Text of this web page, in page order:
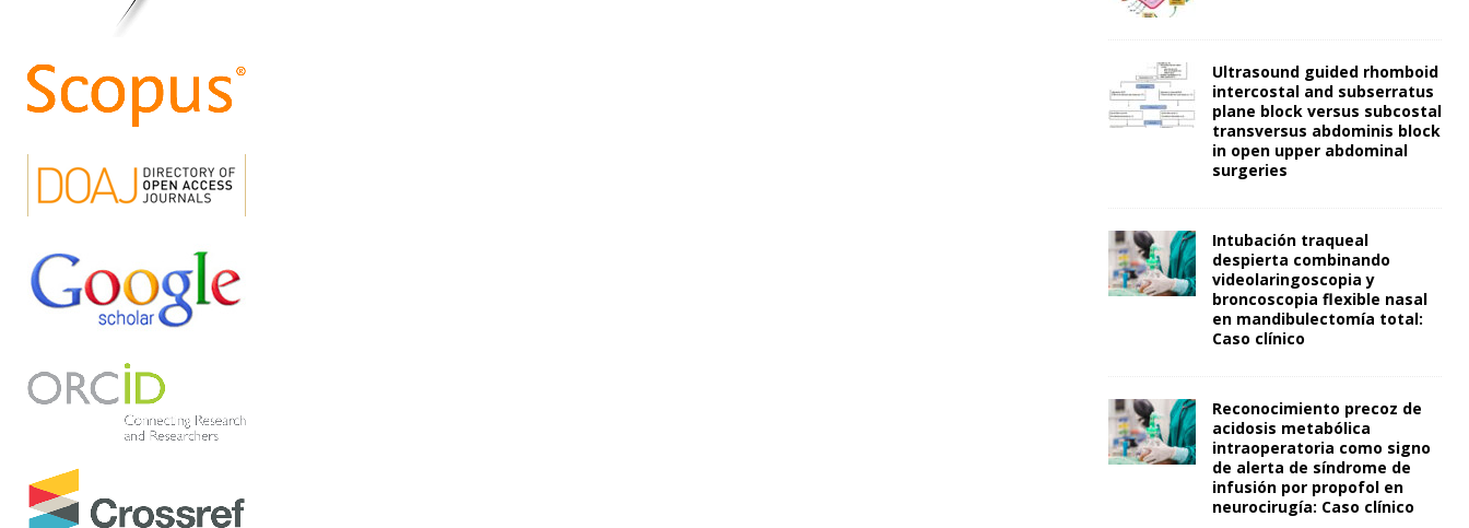
Ultrasound guided rhomboid
intercostal and subserratus
plane block versus subcostal
transversus abdominis block
in open upper abdominal
surgeries
Intubación traqueal
despierta combinando
videolaringoscopia y
broncoscopia flexible nasal
en mandibulectomía total:
Caso clínico
Reconocimiento precoz de
acidosis metabólica
intraoperatoria como signo
de alerta de síndrome de
infusión por propofol en
neurocirugía: Caso clínico